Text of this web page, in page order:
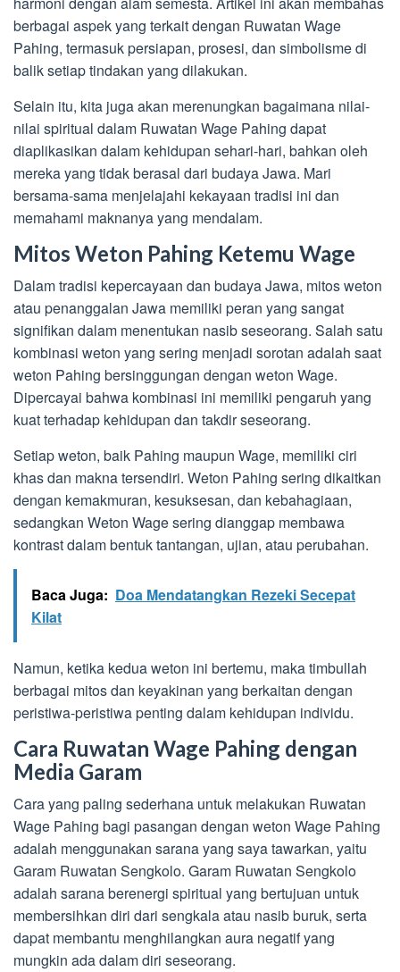
berbagai aspek yang terkait dengan Ruwatan Wage
Pahing, termasuk persiapan, prosesi, dan simbolisme di
balik setiap tindakan yang dilakukan.
Selain itu, kita juga akan merenungkan bagaimana nilai-
nilai spiritual dalam Ruwatan Wage Pahing dapat
diaplikasikan dalam kehidupan sehari-hari, bahkan oleh
mereka yang tidak berasal dari budaya Jawa. Mari
bersama-sama menjelajahi kekayaan tradisi ini dan
memahami maknanya yang mendalam.
Mitos Weton Pahing Ketemu Wage
Dalam tradisi kepercayaan dan budaya Jawa, mitos weton
atau penanggalan Jawa memiliki peran yang sangat
signifikan dalam menentukan nasib seseorang. Salah satu
kombinasi weton yang sering menjadi sorotan adalah saat
weton Pahing bersinggungan dengan weton Wage.
Dipercayai bahwa kombinasi ini memiliki pengaruh yang
kuat terhadap kehidupan dan takdir seseorang.
Setiap weton, baik Pahing maupun Wage, memiliki ciri
khas dan makna tersendiri. Weton Pahing sering dikaitkan
dengan kemakmuran, kesuksesan, dan kebahagiaan,
sedangkan Weton Wage sering dianggap membawa
kontrast dalam bentuk tantangan, ujian, atau perubahan.
Baca Juga: Doa Mendatangkan Rezeki Secepat
Kilat
Namun, ketika kedua weton ini bertemu, maka timbullah
berbagai mitos dan keyakinan yang berkaitan dengan
peristiwa-peristiwa penting dalam kehidupan individu.
Cara Ruwatan Wage Pahing dengan
Media Garam
Cara yang paling sederhana untuk melakukan Ruwatan
Wage Pahing bagi pasangan dengan weton Wage Pahing
adalah menggunakan sarana yang saya tawarkan, yaitu
Garam Ruwatan Sengkolo. Garam Ruwatan Sengkolo
adalah sarana berenergi spiritual yang bertujuan untuk
membersihkan diri dari sengkala atau nasib buruk, serta
dapat membantu menghilangkan aura negatif yang
mungkin ada dalam diri seseorang.